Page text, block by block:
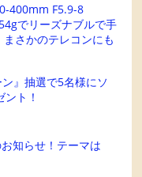
400mm F5.9-8
でリーズナブルで手
さかのテレコンにも
』抽選で5名様にソ
ト！
知らせ！テーマは